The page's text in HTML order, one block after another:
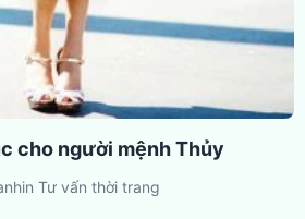
cho người mệnh Thủy
in Tư vấn thời trang